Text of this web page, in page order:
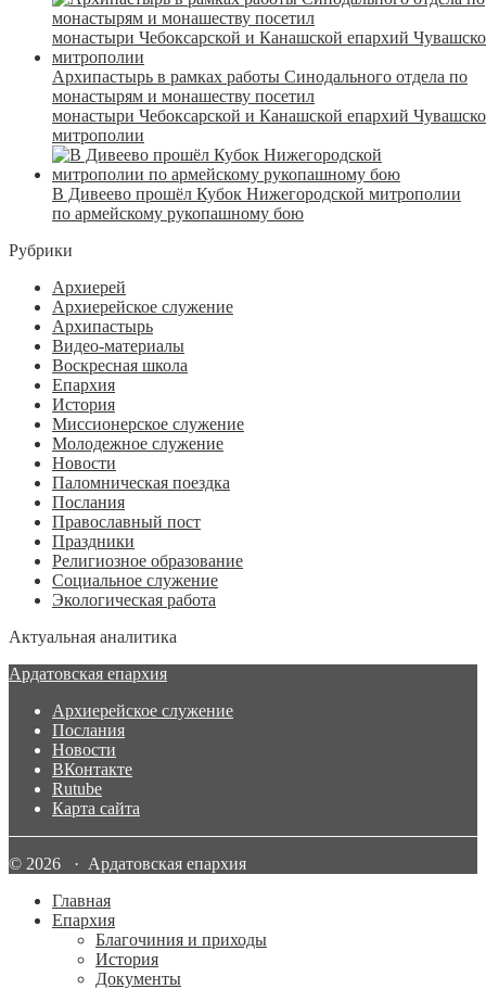
Архипастырь в рамках работы Синодального отдела по
монастырям и монашеству посетил
монастыри Чебоксарской и Канашской епархий
митрополии
В Дивеево прошёл Кубок Нижегородской митрополии
по армейскому рукопашному бою
Рубрики
Архиерей
Архиерейское служение
Архипастырь
Видео-материалы
Воскресная школа
Епархия
История
Миссионерское служение
Молодежное служение
Новости
Паломническая поездка
Послания
Православный пост
Праздники
Религиозное образование
Социальное служение
Экологическая работа
Актуальная аналитика
Ардатовская епархия
Архиерейское служение
Послания
Новости
ВКонтакте
Rutube
Карта сайта
© 2026 · Ардатовская епархия
Главная
Епархия
Благочиния и приходы
История
Документы